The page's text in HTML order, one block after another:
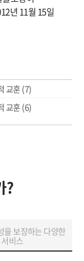
년 11월 15일
교훈 (7)
교훈 (6)
?
을 보장하는 다양한
서비스